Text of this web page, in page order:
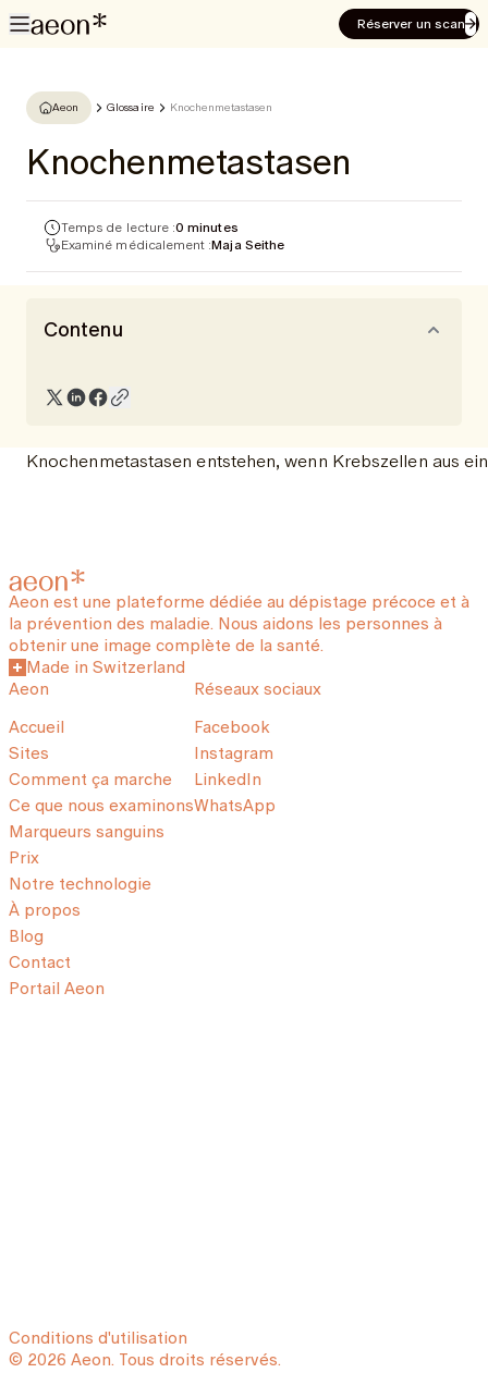
Réserver un scan
Aeon Glossaire Knochenmetastasen
Knochenmetastasen
Temps de lecture :0 minutes
Examiné médicalement :Maja Seithe
Contenu
Knochenmetastasen entstehen, wenn Krebszellen aus
Aeon est une plateforme dédiée au dépistage précoce et à
la prévention des maladie. Nous aidons les personnes à
obtenir une image complète de la santé.
Made in Switzerland
Aeon
Accueil
Sites
Comment ça marche
Ce que nous examinons
Marqueurs sanguins
Prix
Notre technologie
À propos
Blog
Contact
Portail Aeon
Réseaux sociaux
Facebook
Instagram
LinkedIn
WhatsApp
Conditions d'utilisation
© 2026 Aeon. Tous droits réservés.